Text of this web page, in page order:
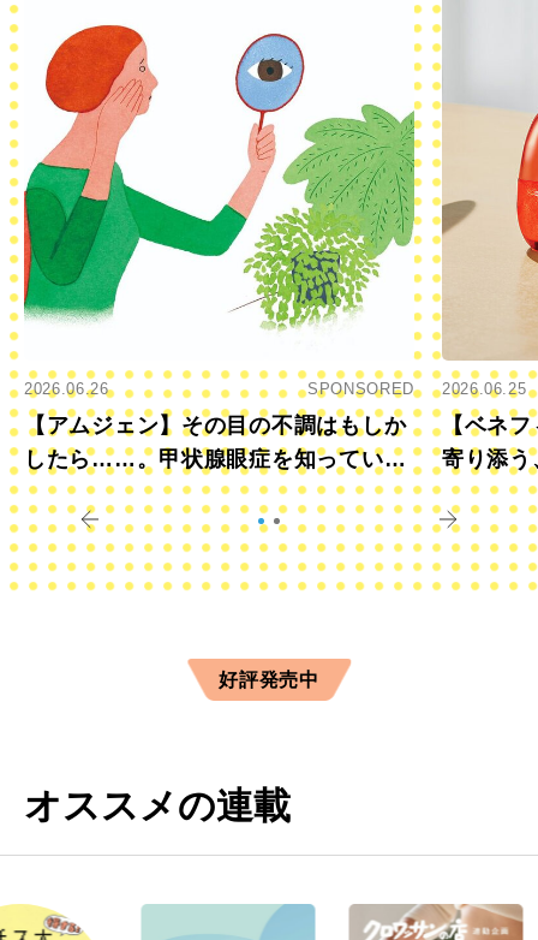
2026.06.26 SPONSORED
【アムジェン】その目の不調はもしか
したら……。甲状腺眼症を知っていま
すか？
2026.06.25
【ベネフ
寄り添う
きに
好評発売中
オススメの連載